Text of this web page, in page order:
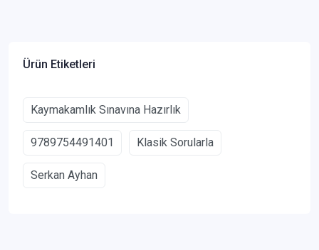
Ürün Etiketleri
Kaymakamlık Sınavına Hazırlık
9789754491401 Klasik Sorularla
Serkan Ayhan